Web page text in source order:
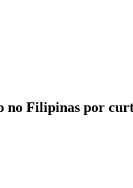
no Filipinas por